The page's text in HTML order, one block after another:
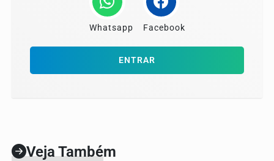
Whatsapp Facebook
ENTRAR
Veja Também